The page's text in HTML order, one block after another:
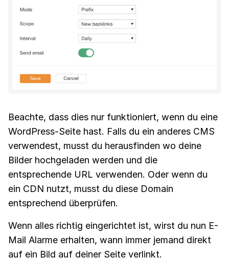
Beachte, dass dies nur funktioniert, wenn du eine
WordPress-Seite hast. Falls du ein anderes CMS
verwendest, musst du herausfinden wo deine
Bilder hochgeladen werden und die
entsprechende URL verwenden. Oder wenn du
ein CDN nutzt, musst du diese Domain
entsprechend überprüfen.
Wenn alles richtig eingerichtet ist, wirst du nun E-
Mail Alarme erhalten, wann immer jemand direkt
auf ein Bild auf deiner Seite verlinkt.